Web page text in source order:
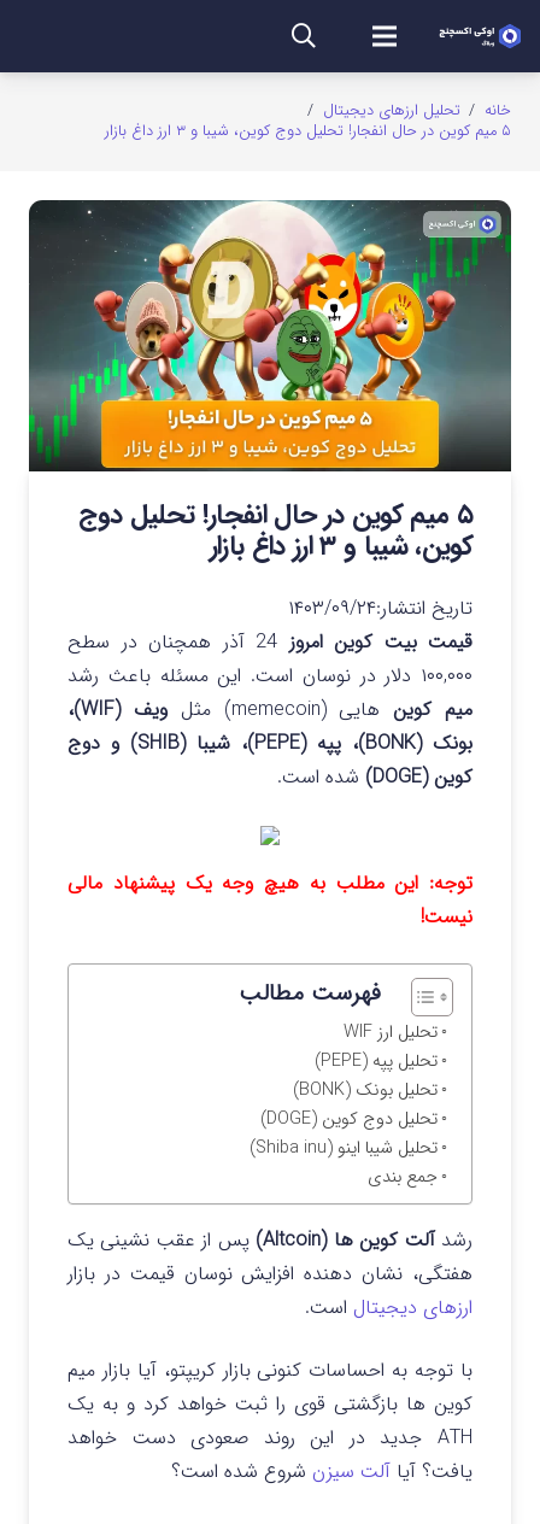
خانه / تحلیل ارزهای دیجیتال /
۵ میم کوین در حال انفجار! تحلیل دوج کوین، شیبا و ۳ ارز داغ بازار
۵ میم کوین در حال انفجار! تحلیل دوج
کوین، شیبا و ۳ ارز داغ بازار
تاریخ انتشار:۱۴۰۳/۰۹/۲۴
قیمت بیت کوین امروز
24 آذر همچنان در سطح
۱۰۰,۰۰۰ دلار در نوسان است. این مسئله باعث رشد
میم کوینهایی (memecoin) مثل
ویف (WIF)،
بونک (BONK)، پپه (PEPE)، شیبا (SHIB) و دوج
کوین (DOGE)
شده است.
توجه: این مطلب به هیچ وجه یک پیشنهاد مالی
نیست!
فهرست مطالب
تحلیل ارز WIF
تحلیل پپه (PEPE)
تحلیل بونک (BONK)
تحلیل دوج کوین (DOGE)
تحلیل شیبا اینو (Shiba inu)
جمع بندی
رشدآلت کوین ها (Altcoin)
پس از عقب نشینی یک
هفتگی، نشان دهنده افزایش نوسان قیمت در بازار
ارزهای دیجیتال است.
با توجه به احساسات کنونی بازار کریپتو، آیا بازار میم
کوین ها بازگشتی قوی را ثبت خواهد کرد و به یک
ATH جدید در این روند صعودی دست خواهد
یافت؟ آیا آلت سیزن شروع شده است؟